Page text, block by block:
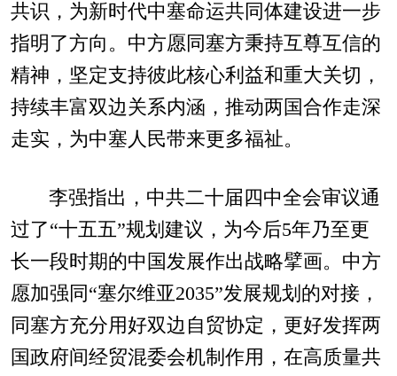
共识，为新时代中塞命运共同体建设进一步
指明了方向。中方愿同塞方秉持互尊互信的
精神，坚定支持彼此核心利益和重大关切，
持续丰富双边关系内涵，推动两国合作走深
走实，为中塞人民带来更多福祉。
李强指出，中共二十届四中全会审议通
过了“十五五”规划建议，为今后5年乃至更
长一段时期的中国发展作出战略擘画。中方
愿加强同“塞尔维亚2035”发展规划的对接，
同塞方充分用好双边自贸协定，更好发挥两
国政府间经贸混委会机制作用，在高质量共